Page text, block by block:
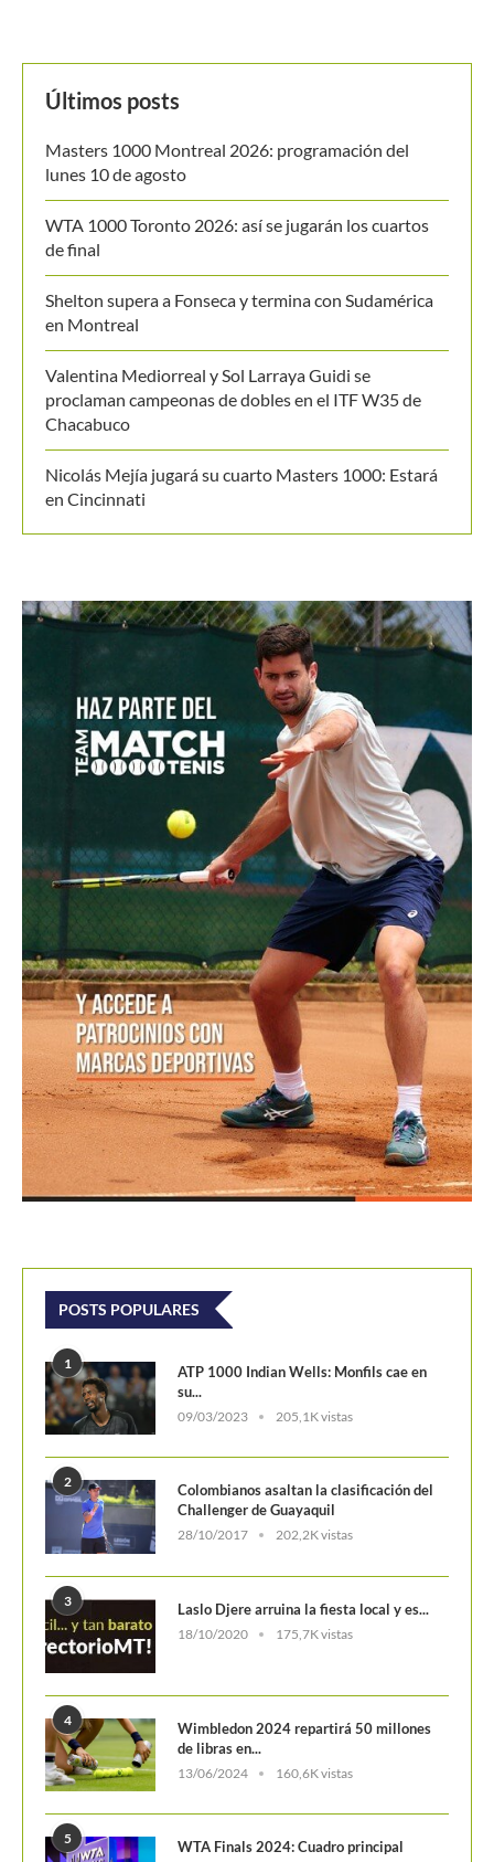
Últimos posts
Masters 1000 Montreal 2026: programación del
WTA 1000 Toronto 2026: así se jugarán los cuartos
de final
Shelton supera a Fonseca y termina con Sudamérica
en Montreal
Valentina Mediorreal y Sol Larraya Guidi se
proclaman campeonas de dobles en el ITF W35 de
Chacabuco
Nicolás Mejía jugará su cuarto Masters 1000: Estará
en Cincinnati
POSTS POPULARES
1
ATP 1000 Indian Wells: Monfils cae en
09/03/2023 205,1K vistas
2
28/10/2017 202,2K vistas
3
4
13/06/2024 160,6K vistas
5